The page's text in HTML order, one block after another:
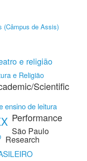
(Câmpus de Assis)
e religião
e Religião
ensino de leitura
Scientific
Performance
São Paulo
Research